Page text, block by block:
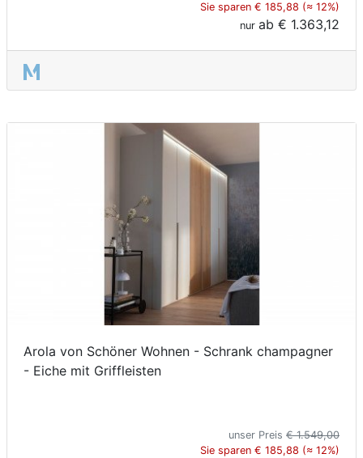
Sie sparen € 185,88 (≈ 12%)
nur ab € 1.363,12
Arola von Schöner Wohnen - Schrank champagner
- Eiche mit Griffleisten
unser Preis € 1.549,00
Sie sparen € 185,88 (≈ 12%)